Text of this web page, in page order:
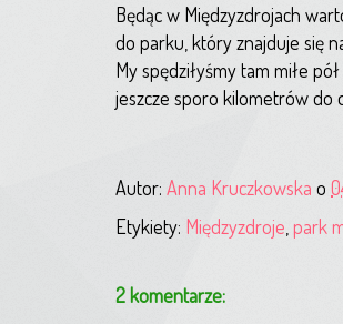
Będąc w Międzyzdrojach
do parku, który znajduje się
My spędziłyśmy tam miłe
jeszcze sporo kilometrów do
Autor: Anna Kruczkowska o
Etykiety: Międzyzdroje park
2 komentarze: